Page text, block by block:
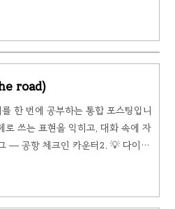
술관에서📌 상황 설명
road)
한 번에 공부하는 통합 포스팅입니
로 쓰는 표현을 익히고, 대화 속에 자
— 공항 체크인 카운터2. 💡 다이얼
로그 — 공항 체크인 카운터📌 상황